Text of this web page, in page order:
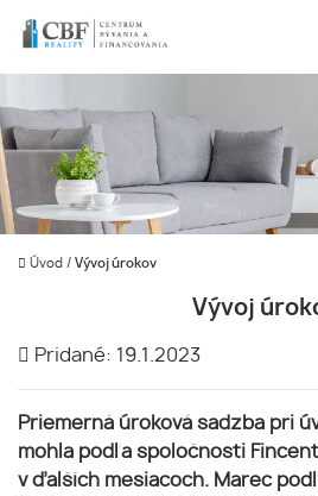
Úvod / Vývoj úrokov
Vývoj
Pridané: 19.1.2023
Priemerná úroková sadzba pri
mohla podľa spoločnosti
v ďalších mesiacoch. Marec